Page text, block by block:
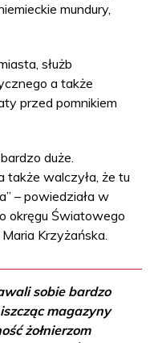
mundury,
służb
a także
przed pomnikiem
duże.
także walczyła, że tu
– powiedziała w
okręgu Światowego
Krzyżańska.
sobie bardzo
magazyny
żołnierzom